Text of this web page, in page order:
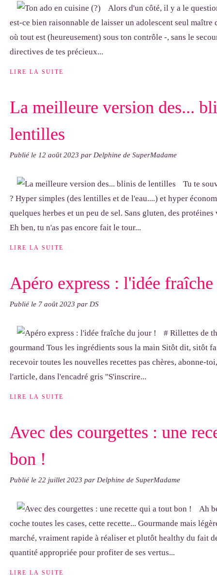
Alors d'un côté, il y a le
est-ce bien raisonnable de laisser un adolescent seul maître
où tout est (heureusement) sous ton contrôle -, sans le
directives de tes précieux...
LIRE LA SUITE
La meilleure version des...
lentilles
Publié le 12 août 2023 par Delphine de SuperMadame
Tu te
? Hyper simples (des lentilles et de l'eau....) et hyper
quelques herbes et un peu de sel. Sans gluten, des
Eh ben, tu n'as pas encore fait le tour...
LIRE LA SUITE
Apéro express : l'idée
Publié le 7 août 2023 par DS
# Rillettes de
gourmand Tous les ingrédients sous la main Sitôt dit, sitôt
recevoir toutes les nouvelles recettes pas chères, abonne-
l'article, dans l'encadré gris "S'inscrire...
LIRE LA SUITE
Avec des courgettes : une
bon !
Publié le 22 juillet 2023 par Delphine de SuperMadame
Ah
coche toutes les cases, cette recette... Gourmande mais
marché, vraiment rapide à réaliser et plutôt healthy du fait
quantité appropriée pour profiter de ses vertus...
LIRE LA SUITE